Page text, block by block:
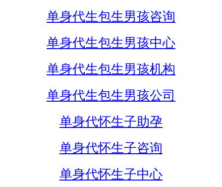
单身代生包生男孩咨询
单身代生包生男孩中心
单身代生包生男孩机构
单身代生包生男孩公司
单身代怀生子助孕
单身代怀生子咨询
单身代怀生子中心